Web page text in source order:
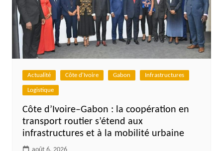
Actualité Côte d'Ivoire Gabon Infrastructures
Logistique
Côte d’Ivoire–Gabon : la coopération en
transport routier s’étend aux
infrastructures et à la mobilité urbaine